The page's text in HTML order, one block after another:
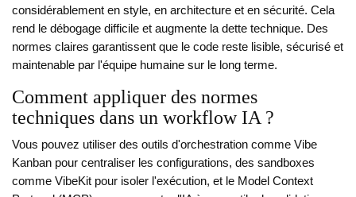
considérablement en style, en architecture et en sécurité. Cela
rend le débogage difficile et augmente la dette technique. Des
normes claires garantissent que le code reste lisible, sécurisé et
maintenable par l'équipe humaine sur le long terme.
Comment appliquer des normes
techniques dans un workflow IA ?
Vous pouvez utiliser des outils d'orchestration comme Vibe
Kanban pour centraliser les configurations, des sandboxes
comme VibeKit pour isoler l'exécution, et le Model Context